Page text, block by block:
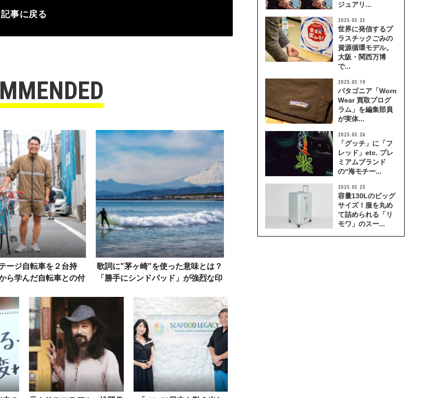
記事に戻る
ージ自転車を２台持
ら学んだ自転車との付
歌詞に"茅ヶ崎"を使った意味とは？
「勝手にシンドバッド」が強烈な印
ジュアリ...
2025.03.23
世界に発信するプ
ラスチックごみの
資源循環モデル。
大阪・関西万博
で...
2025.03.19
パタゴニア「Worn
Wear 買取プログ
ラム」を編集部員
が実体...
2025.03.26
「グッチ」に「フ
レッド」etc. プレ
ミアムブランド
の“海モチー...
2025.03.25
容量130Lのビッグ
サイズ！服を丸め
て詰められる「リ
モワ」のスー...